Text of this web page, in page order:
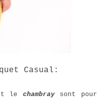
Casual:
le chambraysont pour